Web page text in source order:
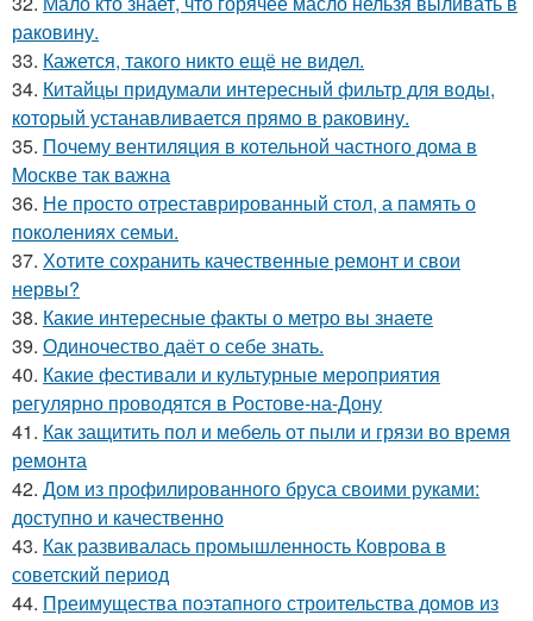
раковину.
33. Кажется, такого никто ещё не видел.
34. Китайцы придумали интересный фильтр для воды,
который устанавливается прямо в раковину.
35. Почему вентиляция в котельной частного дома в
Москве так важна
36. Не просто отреставрированный стол, а память о
поколениях семьи.
37. Хотите сохранить качественные ремонт и свои
нервы?
38. Какие интересные факты о метро вы знаете
39. Одиночество даёт о себе знать.
40. Какие фестивали и культурные мероприятия
регулярно проводятся в Ростове-на-Дону
41. Как защитить пол и мебель от пыли и грязи во время
ремонта
42. Дом из профилированного бруса своими руками:
доступно и качественно
43. Как развивалась промышленность Коврова в
советский период
44. Преимущества поэтапного строительства домов из